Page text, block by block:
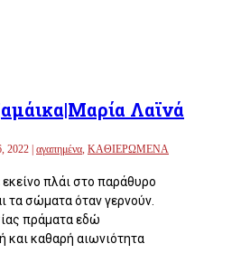
Λαϊνά
2022 | αγαπημένα ΚΑΘΙΕΡΩΜΕΝΑ
πλάι στο παράθυρο
τα σώματα όταν γερνούν.
πράματα εδώ
και καθαρή αιωνιότητα